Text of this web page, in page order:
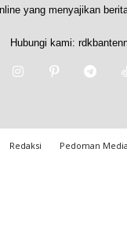
yang menyajikan
Hubungi kami:
Redaksi Pedoman